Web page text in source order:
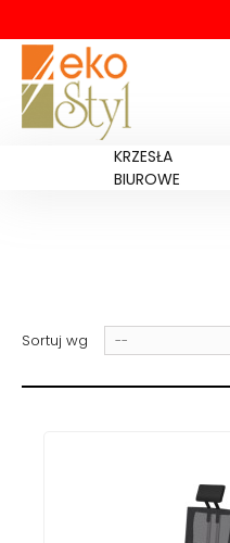
KRZESŁA
BIUROWE
Sortuj wg
--